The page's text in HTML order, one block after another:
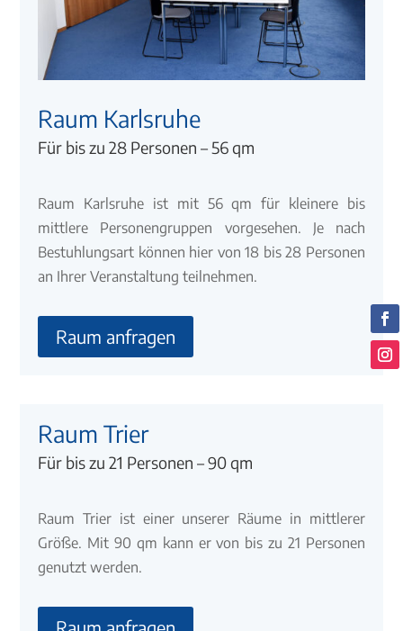
Raum Karlsruhe
Für bis zu 28 Personen – 56 qm
Raum Karlsruhe ist mit 56 qm für kleinere bis
mittlere Personengruppen vorgesehen. Je nach
Bestuhlungsart können hier von 18 bis 28 Personen
an Ihrer Veranstaltung teilnehmen.
Raum anfragen
Raum Trier
Für bis zu 21 Personen – 90 qm
Raum Trier ist einer unserer Räume in mittlerer
Größe. Mit 90 qm kann er von bis zu 21 Personen
genutzt werden.